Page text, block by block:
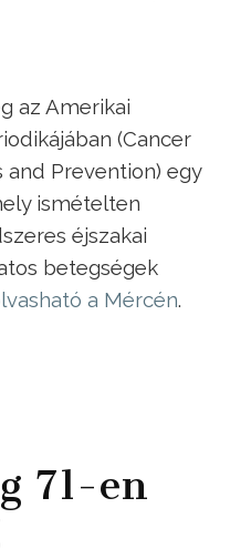
az Amerikai
(Cancer
Prevention) egy
ismételten
éjszakai
betegségek
a Mércén.
71-en